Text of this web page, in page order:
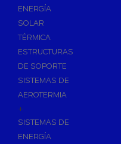
ENERGÍA
SOLAR
TÉRMICA
ESTRUCTURAS
DE SOPORTE
SISTEMAS DE
AEROTERMIA
+
SISTEMAS DE
ENERGÍA